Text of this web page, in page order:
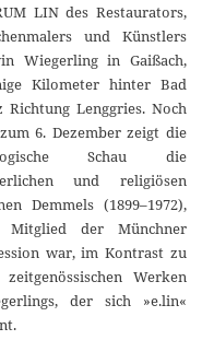
LIN des Restaurators,
und Künstlers
Wiegerling in Gaißach,
Kilometer hinter Bad
Richtung Lenggries. Noch
6. Dezember zeigt die
Schau die
und religiösen
Demmels (1899–1972),
Mitglied der Münchner
war, im Kontrast zu
zeitgenössischen Werken
der sich »e.lin«